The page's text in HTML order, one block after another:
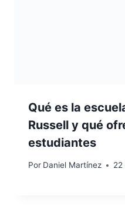
Qué es la
Russell y qué
estudiantes
Por Daniel Martínez 22